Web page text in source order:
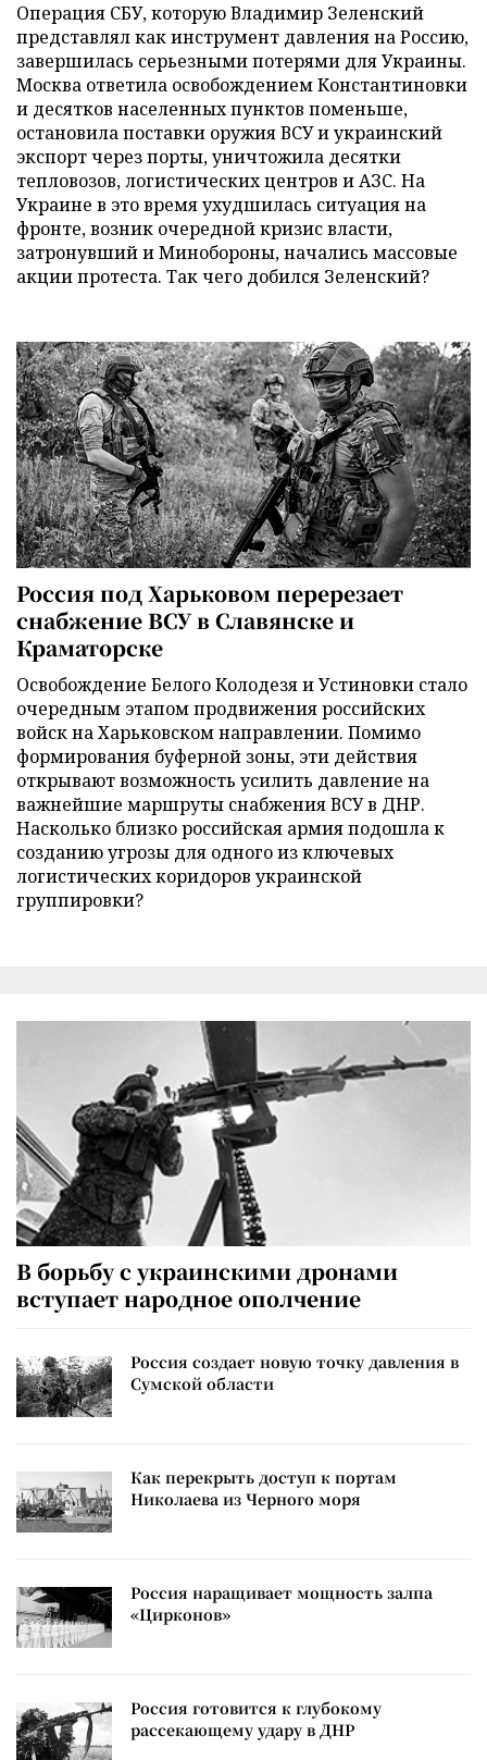
Операция СБУ, которую Владимир Зеленский
представлял как инструмент давления на Россию,
завершилась серьезными потерями для Украины.
Москва ответила освобождением Константиновки
и десятков населенных пунктов поменьше,
остановила поставки оружия ВСУ и украинский
экспорт через порты, уничтожила десятки
тепловозов, логистических центров и АЗС. На
Украине в это время ухудшилась ситуация на
фронте, возник очередной кризис власти,
затронувший и Минобороны, начались массовые
акции протеста. Так чего добился Зеленский?
Россия под Харьковом перерезает
снабжение ВСУ в Славянске и
Краматорске
Освобождение Белого Колодезя и Устиновки стало
очередным этапом продвижения российских
войск на Харьковском направлении. Помимо
формирования буферной зоны, эти действия
открывают возможность усилить давление на
важнейшие маршруты снабжения ВСУ в ДНР.
Насколько близко российская армия подошла к
созданию угрозы для одного из ключевых
логистических коридоров украинской
группировки?
В борьбу с украинскими дронами
вступает народное ополчение
Россия создает новую точку давления в
Сумской области
Как перекрыть доступ к портам
Николаева из Черного моря
Россия наращивает мощность залпа
«Цирконов»
Россия готовится к глубокому
рассекающему удару в ДНР